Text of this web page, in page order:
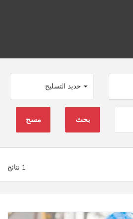
حديد التسليح
بحث مسح
1 نتائج